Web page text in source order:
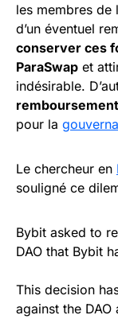
les membres de
d’un éventuel
conserver ces
ParaSwap et
indésirable.
pour la
Le chercheur en
souligné ce
Bybit asked to
DAO that Bybit
This decision
against the